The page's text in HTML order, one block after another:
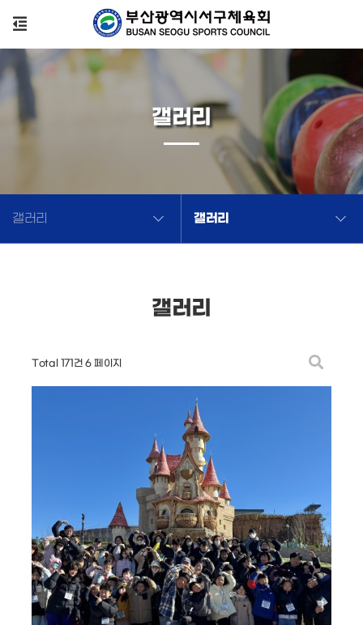
갤러리 갤러리
갤러리
갤러리
Total 171건 6 페이지